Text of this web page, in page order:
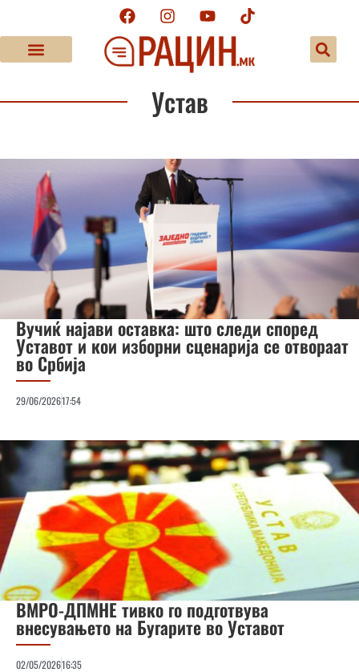
Устав
Вучиќ најави оставка: што следи според
Уставот и кои изборни сценарија се отвораат
во Србија
29/06/202617:54
ВМРО-ДПМНЕ тивко го подготвува
внесувањето на Бугарите во Уставот
02/05/202616:35